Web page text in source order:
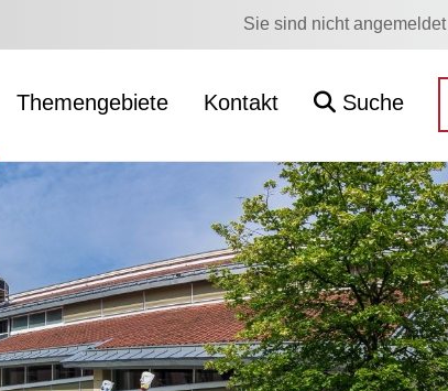
Sie sind nicht angemeldet
Themengebiete Kontakt Suche